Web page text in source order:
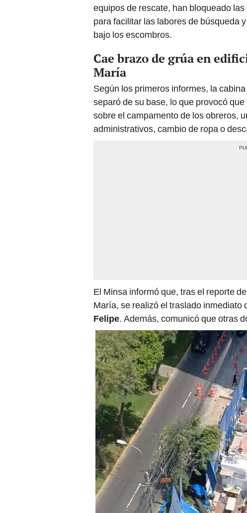
equipos de rescate, han bloqueado
para facilitar las labores de búsqueda
bajo los escombros.
Cae brazo de grúa en
María
Según los primeros informes, la
separó de su base, lo que provocó
sobre el campamento de los obreros,
administrativos, cambio de ropa o
El Minsa informó que, tras el reporte
María, se realizó el traslado inmediato
Felipe. Además, comunicó que otras